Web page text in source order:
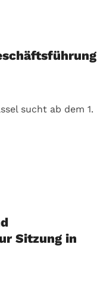
sucht ab dem 1.
Sitzung in